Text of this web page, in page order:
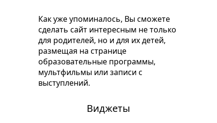
Как уже упоминалось, Вы сможете
сделать сайт интересным не только
для родителей, но и для их детей,
размещая на странице
образовательные программы,
мультфильмы или записи с
выступлений.
Виджеты